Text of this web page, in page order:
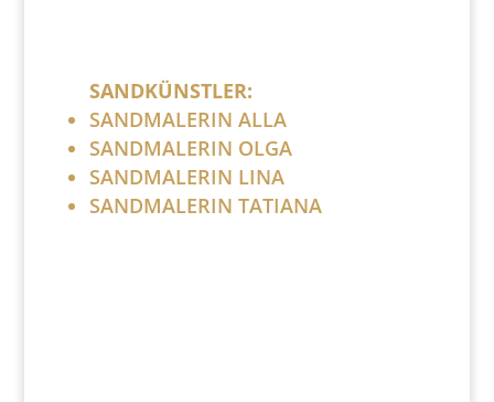
SANDKÜNSTLER:
SANDMALERIN ALLA
SANDMALERIN OLGA
SANDMALERIN LINA
SANDMALERIN TATIANA